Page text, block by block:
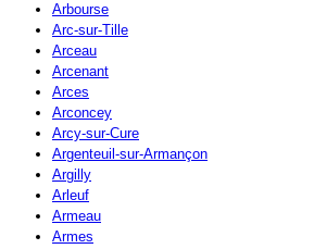
Arbourse
Arc-sur-Tille
Arceau
Arcenant
Arces
Arconcey
Arcy-sur-Cure
Argenteuil-sur-Armançon
Argilly
Arleuf
Armeau
Armes